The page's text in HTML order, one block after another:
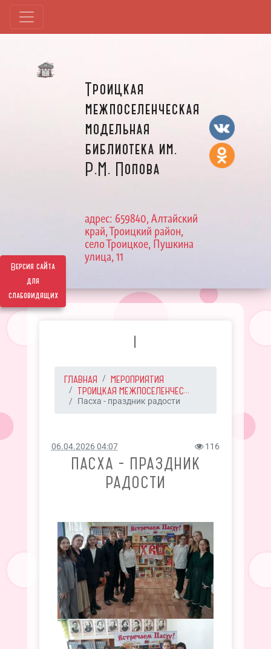
Версия сайта
для
слабовидящих
Троицкая
межпоселенческая
модельная
библиотека им.
Р.М. Попова
адрес: 659840, Алтайский
край, Троицкий район,
село Троицкое, Пушкина
улица, 11
I
ГЛАВНАЯ
МЕРОПРИЯТИЯ
ТРОИЦКАЯ МЕЖПОСЕЛЕНЧЕС...
Пасха - праздник радости
06.04.2026 04:07 116
ПАСХА - ПРАЗДНИК
РАДОСТИ